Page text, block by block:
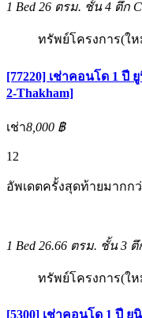
1 Bed 26 ตรม. ชั้น 4 ตึก C
ทรัพย์โครงการ(ใ
[77220] เช่าคอนโด 1 ปี
2-Thakham]
เช่า8,000 ฿
12
อัพเดตครั้งสุดท้ายมากก
1 Bed 26.66 ตรม. ชั้น 3 ตึ
ทรัพย์โครงการ(ใ
[5300] เช่าคอนโด 1 ปี ยู